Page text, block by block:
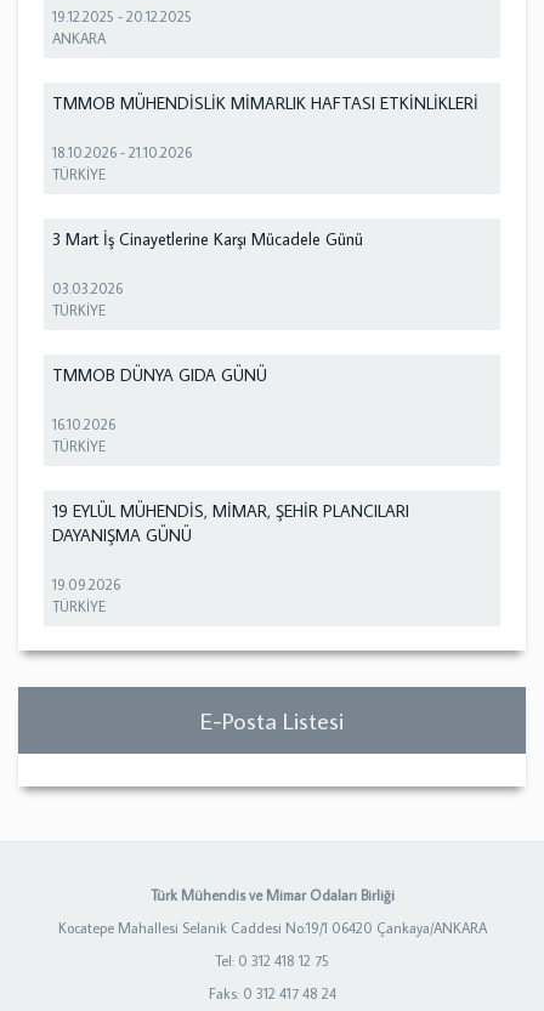
19.12.2025 -20.12.2025
ANKARA
TMMOB MÜHENDİSLİK MİMARLIK HAFTASI ETKİNLİKLERİ
18.10.2026 -21.10.2026
TÜRKİYE
3 Mart İş Cinayetlerine Karşı Mücadele Günü
03.03.2026
TÜRKİYE
TMMOB DÜNYA GIDA GÜNÜ
16.10.2026
TÜRKİYE
19 EYLÜL MÜHENDİS, MİMAR, ŞEHİR PLANCILARI
DAYANIŞMA GÜNÜ
19.09.2026
TÜRKİYE
E-Posta Listesi
Türk Mühendis ve Mimar Odaları Birliği
Kocatepe Mahallesi Selanik Caddesi No:19/1 06420 Çankaya/ANKARA
Tel: 0 312 418 12 75
Faks: 0 312 417 48 24